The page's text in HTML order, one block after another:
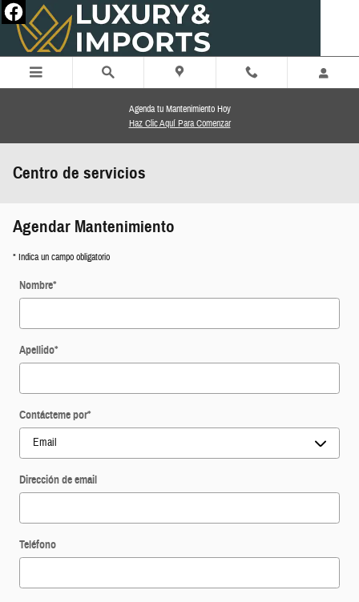
Saltar al contenido principal
Agenda tu Mantenimiento Hoy
Haz Clic Aquí Para Comenzar
Centro de servicios
Agendar Mantenimiento
* Indica un campo obligatorio
Nombre*
Apellido*
Contácteme por*
Dirección de email
Teléfono